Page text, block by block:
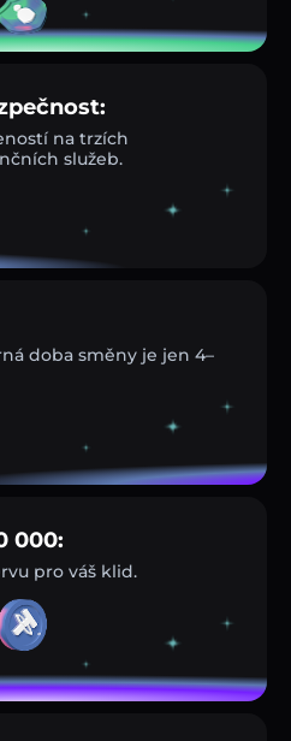
na trzích
služeb.
doba směny je jen 4–
000:
pro váš klid.